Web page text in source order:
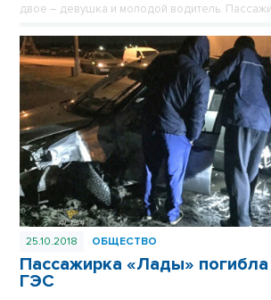
двое – девушка и молодой водитель.
25.10.2018 ОБЩЕСТВО
Пассажирка «Лады» погибла
ГЭС